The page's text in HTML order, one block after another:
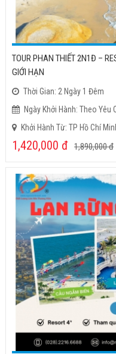
TOUR PHAN THIẾT 2N1Đ –
GIỚI HẠN
Thời Gian: 2 Ngày 1 Đêm
Ngày Khởi Hành: Theo Yêu
Khởi Hành Từ: TP Hồ Chí
1,420,000 đ 1,890,000đ